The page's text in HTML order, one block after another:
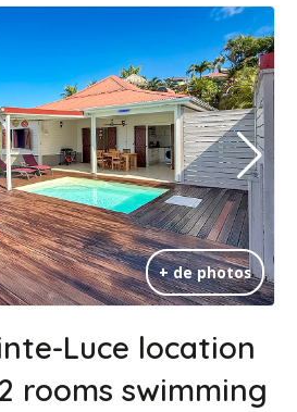
+ de photos
Luce location
rooms swimming